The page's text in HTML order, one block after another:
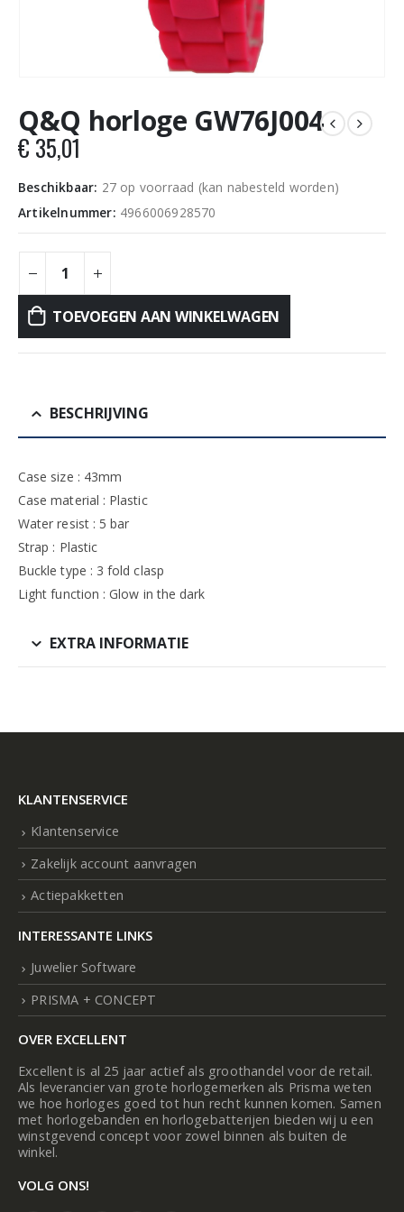
Q&Q horloge GW76J004
€ 35,01
Beschikbaar: 27 op voorraad (kan nabesteld worden)
Artikelnummer: 4966006928570
TOEVOEGEN AAN WINKELWAGEN
BESCHRIJVING
Case size : 43mm
Case material : Plastic
Water resist : 5 bar
Strap : Plastic
Buckle type : 3 fold clasp
Light function : Glow in the dark
EXTRA INFORMATIE
KLANTENSERVICE
Klantenservice
Zakelijk account aanvragen
Actiepakketten
INTERESSANTE LINKS
Juwelier Software
PRISMA + CONCEPT
OVER EXCELLENT
Excellent is al 25 jaar actief als groothandel voor de retail.
Als leverancier van grote horlogemerken als Prisma weten
we hoe horloges goed tot hun recht kunnen komen. Samen
met horlogebanden en horlogebatterijen bieden wij u een
winstgevend concept voor zowel binnen als buiten de
winkel.
VOLG ONS!